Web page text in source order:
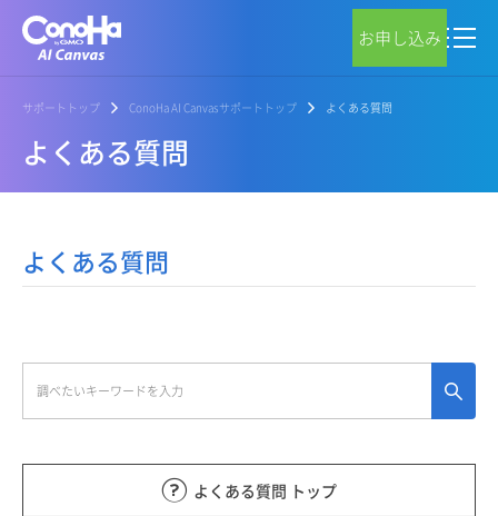
お申し込み
サポートトップ ConoHa AI Canvasサポートトップ よくある質問
よくある質問
よくある質問 トップ
よくある質問